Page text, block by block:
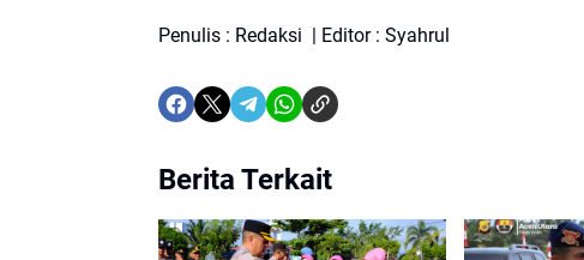
Penulis : Redaksi | Editor : Syahrul
Berita Terkait